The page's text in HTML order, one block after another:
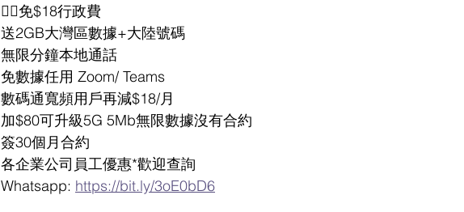
👍🏻免$18行政費
送2GB大灣區數據+大陸號碼
無限分鐘本地通話
免數據任用 Zoom/ Teams
數碼通寬頻用戶再減$18/月
加$80可升級5G 5Mb無限數據沒有合約
簽30個月合約
各企業公司員工優惠*歡迎查詢
Whatsapp: https://bit.ly/3oE0bD6